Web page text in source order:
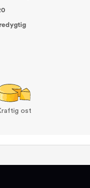
ost